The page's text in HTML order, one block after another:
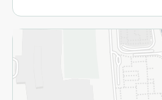
سياسة الاستخدام